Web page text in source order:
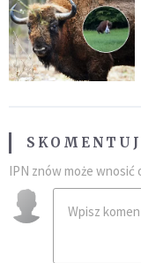
IPN znów może